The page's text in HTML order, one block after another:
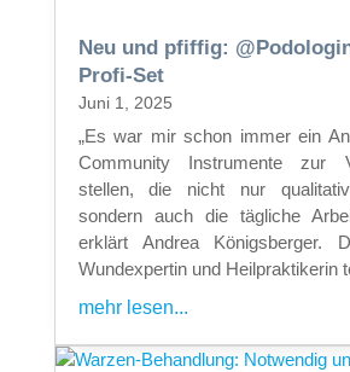
Neu und pfiffig:
Profi-Set
Juni 1, 2025
„Es war mir schon immer ein
Community Instrumente zur
stellen, die nicht nur qualitativ
sondern auch die tägliche
erklärt Andrea Königsberger.
Wundexpertin und Heilpraktikerin
mehr lesen...